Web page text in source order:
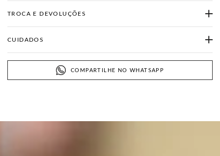
TROCA E DEVOLUÇÕES
CUIDADOS
COMPARTILHE NO WHATSAPP